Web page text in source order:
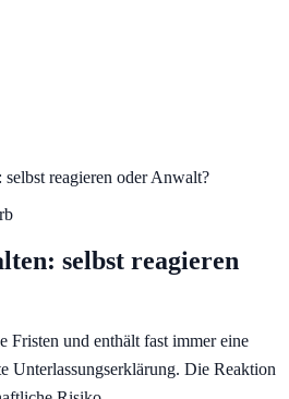
reagieren oder Anwalt?
selbst reagieren
Fristen und enthält fast immer eine
Unterlassungserklärung. Die Reaktion